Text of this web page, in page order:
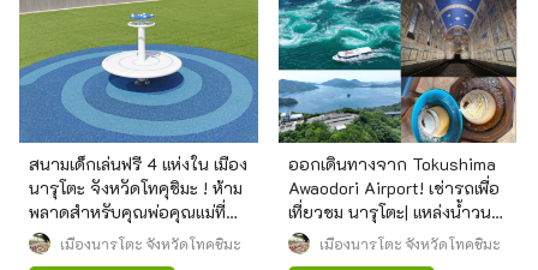
สนามเด็กเล่นฟรี 4 แห่งใน เมือง
นารุโตะ จังหวัดโทคุชิมะ ! ห้าม
พลาดสำหรับคุณพ่อคุณแม่ที่
กำลังลังเลว่าจะพาลูกไปเล่น
ที่ไหนดี!
เมืองนารุโตะ จังหวัดโทคุชิมะ
ออกเดินทางจาก Tokushima
Awaodori Airport! เช่ารถเพื่อ
เที่ยวชม นารุโตะ| แหล่งน้ำวน
พิพิธภัณฑ์ศิลปะ และจุดชมวิว
สวยงาม
เมืองนารุโตะ จังหวัดโทคุชิมะ